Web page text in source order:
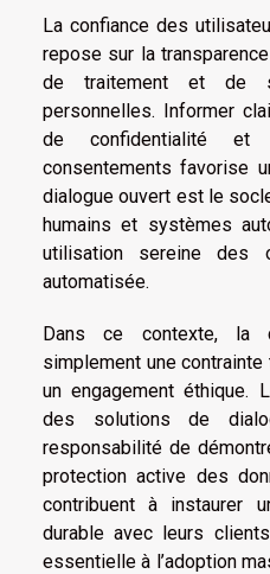
La confiance des
repose sur la
de traitement et de
personnelles. Informer
de confidentialité
consentements favorise
dialogue ouvert est le
humains et systèmes
utilisation sereine des
automatisée.
Dans ce contexte, la
simplement une
un engagement éthique.
des solutions de
responsabilité de
protection active des
contribuent à instaurer
durable avec leurs
essentielle à l’adoption